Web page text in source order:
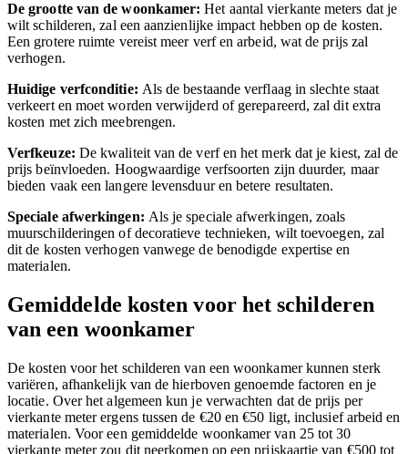
De grootte van de woonkamer:Het aantal vierkante meters dat je
wilt schilderen, zal een aanzienlijke impact hebben op de kosten.
Een grotere ruimte vereist meer verf en arbeid, wat de prijs zal
verhogen.
Huidige verfconditie: Als de bestaande verflaag in slechte staat
verkeert en moet worden verwijderd of gerepareerd, zal dit extra
kosten met zich meebrengen.
Verfkeuze: De kwaliteit van de verf en het merk dat je kiest, zal de
prijs beïnvloeden. Hoogwaardige verfsoorten zijn duurder, maar
bieden vaak een langere levensduur en betere resultaten.
Speciale afwerkingen: Als je speciale afwerkingen, zoals
muurschilderingen of decoratieve technieken, wilt toevoegen, zal
dit de kosten verhogen vanwege de benodigde expertise en
materialen.
Gemiddelde kosten voor het schilderen
van een woonkamer
De kosten voor het schilderen van een woonkamer kunnen sterk
variëren, afhankelijk van de hierboven genoemde factoren en je
locatie. Over het algemeen kun je verwachten dat de prijs per
vierkante meter ergens tussen de €20 en €50 ligt, inclusief arbeid en
materialen. Voor een gemiddelde woonkamer van 25 tot 30
vierkante meter zou dit neerkomen op een prijskaartje van €500 tot